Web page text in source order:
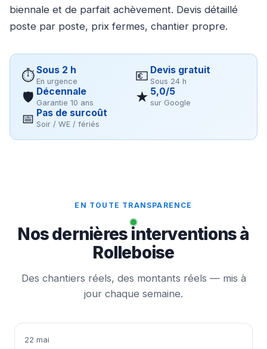
biennale et de parfait achèvement. Devis détaillé
poste par poste, prix fermes, chantier propre.
⏱Sous 2 h
En urgence 💶 Devis gratuit
Sous 24 h
🛡 Décennale
Garantie 10 ans ★ 5,0/5
sur Google
📅 Pas de surcoût
Soir / WE / fériés
EN TOUTE TRANSPARENCE
Nos dernières interventions à
Rolleboise
Des chantiers réels, des montants réels — mis à
jour chaque semaine.
22 mai